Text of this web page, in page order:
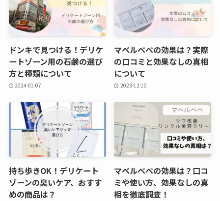
ドンキで見つける！デリケ
ートゾーン用の石鹸の選び
方と種類について
2024-01-07
マベルベベの効果は？実際
の口コミと効果なしの真相
について
2023-12-10
持ち歩きOK！デリケート
ゾーンの臭いケア、おすす
めの商品は？
マベルベベの効果は？口コ
ミや使い方、効果なしの真
相を徹底調査！